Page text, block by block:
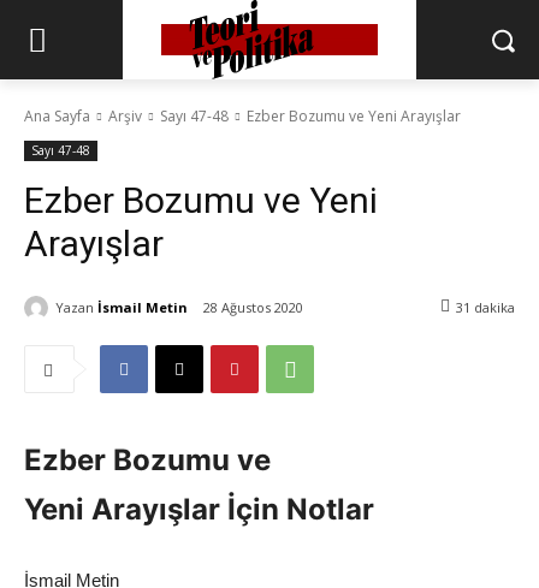
Ana Sayfa Arşiv Sayı 47-48 Ezber Bozumu ve Yeni Arayışlar
Sayı 47-48
Ezber Bozumu ve Yeni
Arayışlar
Yazan İsmail Metin 28 Ağustos 2020 31 dakika
Ezber Bozumu ve
Yeni Arayışlar İçin Notlar
İsmail Metin